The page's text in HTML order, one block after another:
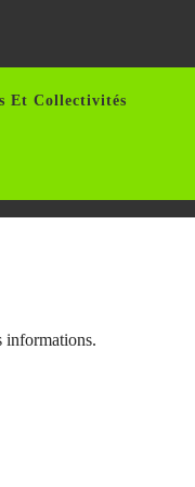
Et Collectivités
informations.